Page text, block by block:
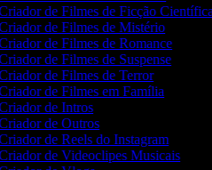
de Filmes de Ficção Científica
de Filmes de Mistério
de Filmes de Romance
de Filmes de Suspense
de Filmes de Terror
de Filmes em Família
de Intros
de Outros
de Reels do Instagram
de Videoclipes Musicais